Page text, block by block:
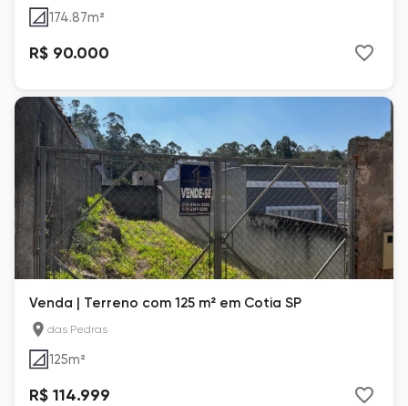
174.87m²
R$ 90.000
Venda | Terreno com 125 m² em Cotia SP
das Pedras
125m²
R$ 114.999